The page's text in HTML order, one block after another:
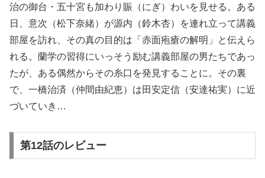
治の御台・五十宮も加わり賑（にぎ）わいを見せる。ある
日、意次（松下奈緒）が源内（鈴木杏）を連れ立って講義
部屋を訪れ、その真の目的は「赤面疱瘡の解明」と伝えら
れる。蘭学の習得にいっそう励む講義部屋の男たちであっ
たが、ある偶然からその糸口を発見することに。その裏
で、一橋治済（仲間由紀恵）は田安定信（安達祐実）に近
づいていき…
第12話のレビュー